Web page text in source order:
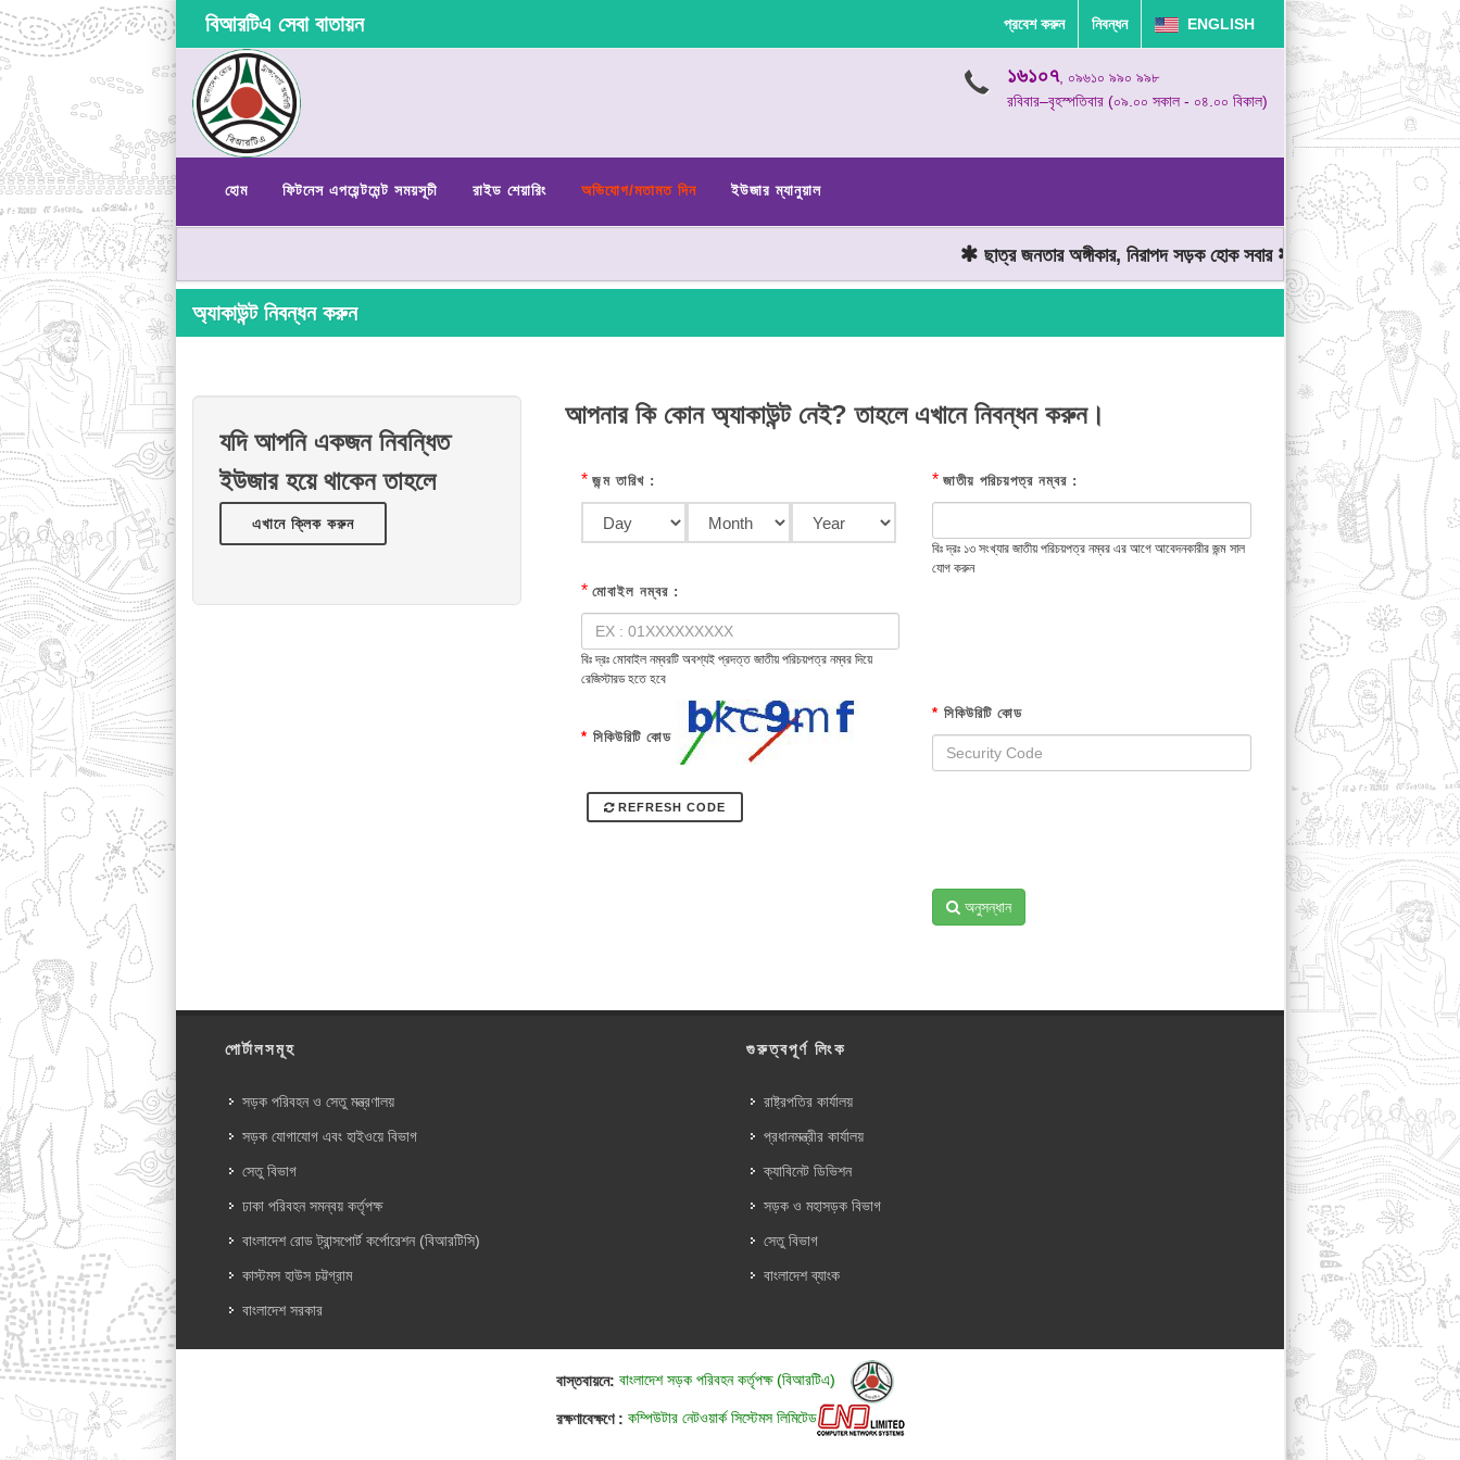
বিআরটিএ সেবা বাতায়ন প্রবেশ করুন নিবন্ধন ENGLISH
১৬১০৭, ০৯৬১০ ৯৯০ ৯৯৮
রবিবার–বৃহস্পতিবার (০৯.০০ সকাল - ০৪.০০ বিকাল)
হোম ফিটনেস এপয়েন্টমেন্ট সময়সূচী রাইড শেয়ারিং অভিযোগ/মতামত দিন ইউজার ম্যানুয়াল
ছাত্র জনতার অঙ্গীকার, নিরাপদ সড়ক হোক সবার মোটরযান চালানোর সময়
অ্যাকাউন্ট নিবন্ধন করুন
যদি আপনি একজন নিবন্ধিত
ইউজার হয়ে থাকেন তাহলে
এখানে ক্লিক করুন
আপনার কি কোন অ্যাকাউন্ট নেই? তাহলে এখানে নিবন্ধন করুন।
* জন্ম তারিখ : * জাতীয় পরিচয়পত্র নম্বর :
বিঃ দ্রঃ ১৩ সংখ্যার জাতীয় পরিচয়পত্র নম্বর এর আগে আবেদনকারীর জন্ম সাল
যোগ করুন
* মোবাইল নম্বর :
বিঃ দ্রঃ মোবাইল নম্বরটি অবশ্যই প্রদত্ত জাতীয় পরিচয়পত্র নম্বর দিয়ে
রেজিস্টারড হতে হবে
* সিকিউরিটি কোড
REFRESH CODE
* সিকিউরিটি কোড
অনুসন্ধান
পোর্টালসমূহ
সড়ক পরিবহন ও সেতু মন্ত্রণালয়
সড়ক যোগাযোগ এবং হাইওয়ে বিভাগ
সেতু বিভাগ
ঢাকা পরিবহন সমন্বয় কর্তৃপক্ষ
বাংলাদেশ রোড ট্রান্সপোর্ট কর্পোরেশন (বিআরটিসি)
কাস্টমস হাউস চট্টগ্রাম
বাংলাদেশ সরকার
গুরুত্বপূর্ণ লিংক
রাষ্ট্রপতির কার্যালয়
প্রধানমন্ত্রীর কার্যালয়
ক্যাবিনেট ডিভিশন
সড়ক ও মহাসড়ক বিভাগ
সেতু বিভাগ
বাংলাদেশ ব্যাংক
বাস্তবায়নে: বাংলাদেশ সড়ক পরিবহন কর্তৃপক্ষ (বিআরটিএ)
রক্ষণাবেক্ষণে : কম্পিউটার নেটওয়ার্ক সিস্টেমস লিমিটেড